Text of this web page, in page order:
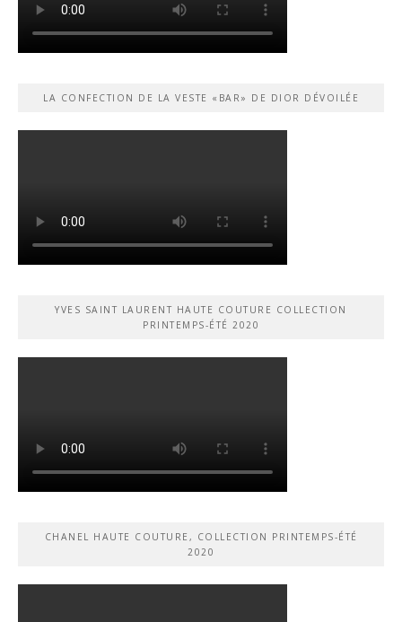
LA CONFECTION DE LA VESTE «BAR» DE DIOR DÉVOILÉE
YVES SAINT LAURENT HAUTE COUTURE COLLECTION
PRINTEMPS-ÉTÉ 2020
CHANEL HAUTE COUTURE, COLLECTION PRINTEMPS-ÉTÉ
2020